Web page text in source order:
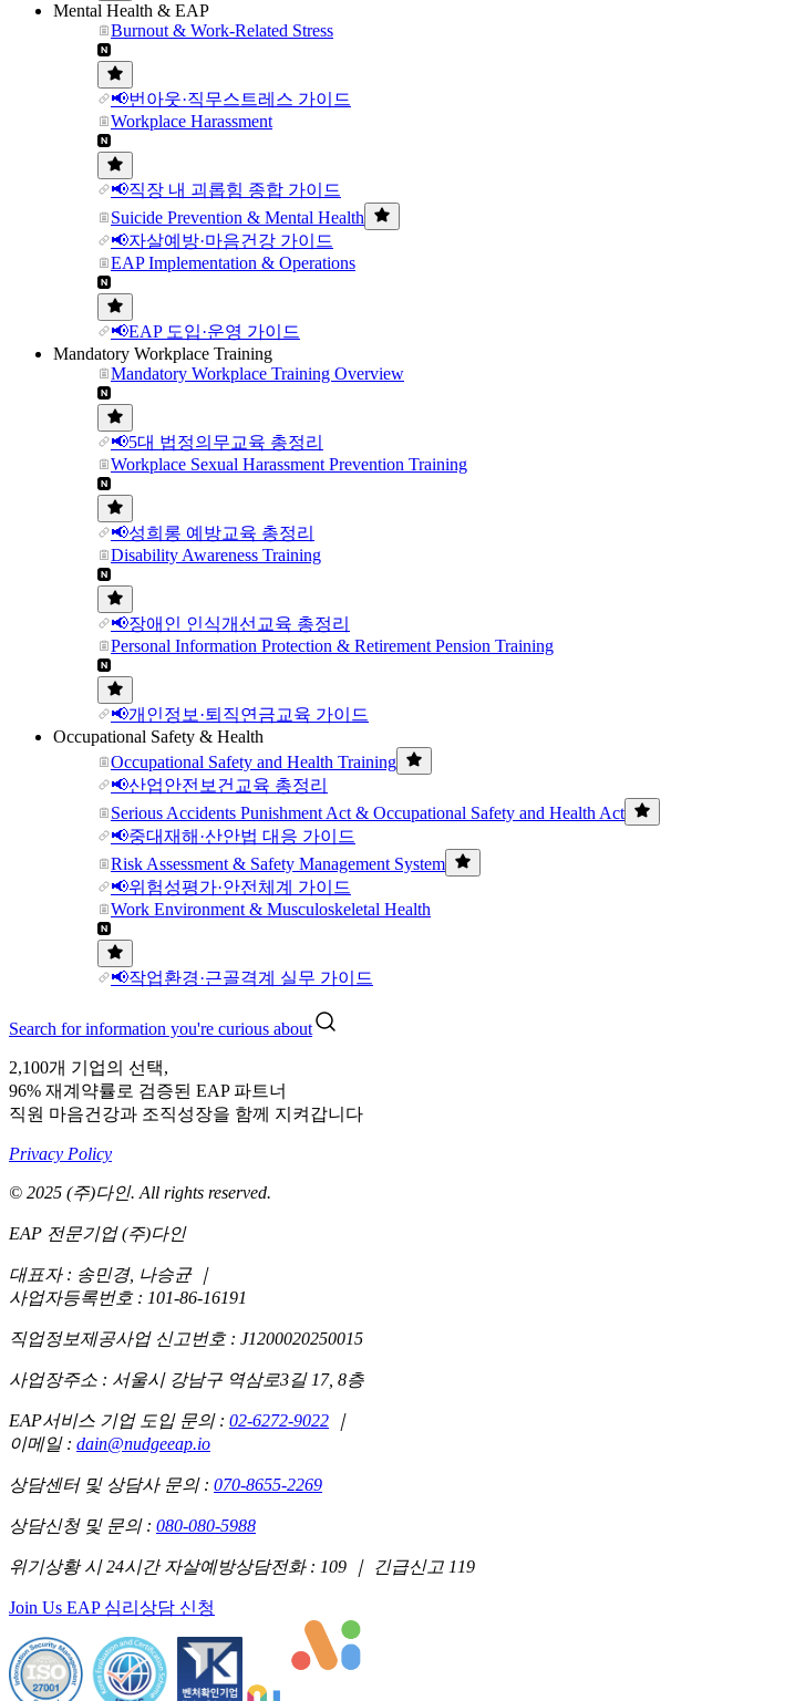
Mental Health & EAP
Burnout & Work-Related Stress
📢번아웃·직무스트레스 가이드
Workplace Harassment
📢직장 내 괴롭힘 종합 가이드
Suicide Prevention & Mental Health
📢자살예방·마음건강 가이드
EAP Implementation & Operations
📢EAP 도입·운영 가이드
Mandatory Workplace Training
Mandatory Workplace Training Overview
📢5대 법정의무교육 총정리
Workplace Sexual Harassment Prevention Training
📢성희롱 예방교육 총정리
Disability Awareness Training
📢장애인 인식개선교육 총정리
Personal Information Protection & Retirement Pension Training
📢개인정보·퇴직연금교육 가이드
Occupational Safety & Health
Occupational Safety and Health Training
📢산업안전보건교육 총정리
Serious Accidents Punishment Act & Occupational Safety and Health Act
📢중대재해·산안법 대응 가이드
Risk Assessment & Safety Management System
📢위험성평가·안전체계 가이드
Work Environment & Musculoskeletal Health
📢작업환경·근골격계 실무 가이드
Search for information you're curious about
2,100개 기업의 선택,
96% 재계약률로 검증된 EAP 파트너
직원 마음건강과 조직성장을 함께 지켜갑니다
Privacy Policy
© 2025 (주)다인. All rights reserved.
EAP 전문기업 (주)다인
대표자 : 송민경, 나승균 ｜
사업자등록번호 : 101-86-16191
직업정보제공사업 신고번호 : J1200020250015
사업장주소 : 서울시 강남구 역삼로3길 17, 8층
EAP서비스 기업 도입 문의 : 02-6272-9022
｜
이메일 : dain@nudgeeap.io
상담센터 및 상담사 문의 : 070-8655-2269
상담신청 및 문의 : 080-080-5988
위기상황 시 24시간 자살예방상담전화 : 109 ｜ 긴급신고 119
Join Us EAP 심리상담 신청